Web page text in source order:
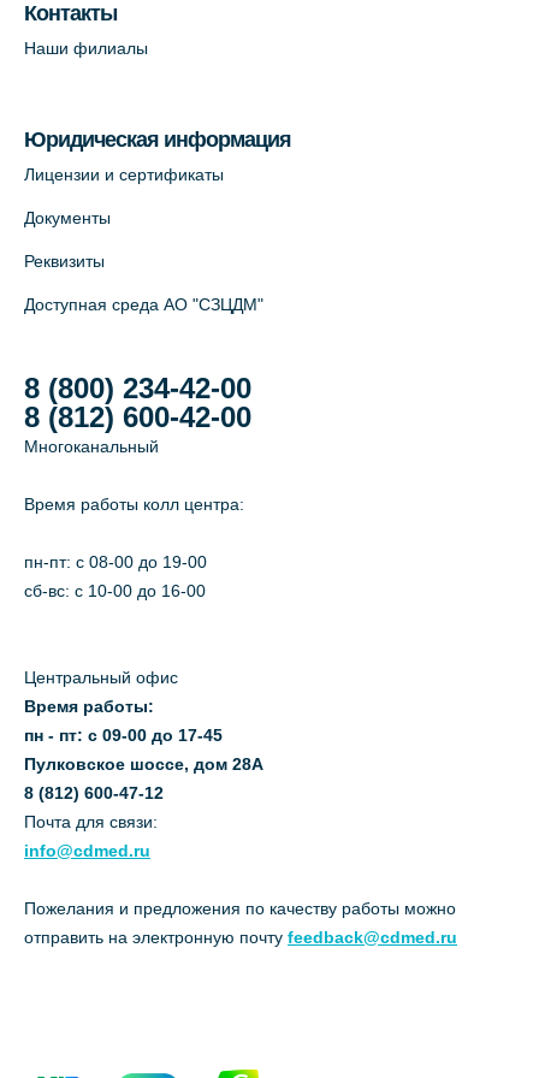
пр. В.О., д.5 (официальный партнёр)
Контакты
Наши филиалы
Юридическая информация
Лицензии и сертификаты
Документы
Реквизиты
Доступная среда АО "СЗЦДМ"
8 (800) 234-42-00
8 (812) 600-42-00
Многоканальный
Время работы колл центра:
пн-пт: c 08-00 до 19-00
сб-вс: с 10-00 до 16-00
Центральный офис
Время работы:
пн - пт: с 09-00 до 17-45
Пулковское шоссе, дом 28А
8 (812) 600-47-12
Почта для связи:
info@cdmed.ru
Пожелания и предложения по качеству работы можно
отправить на электронную почту feedback@cdmed.ru